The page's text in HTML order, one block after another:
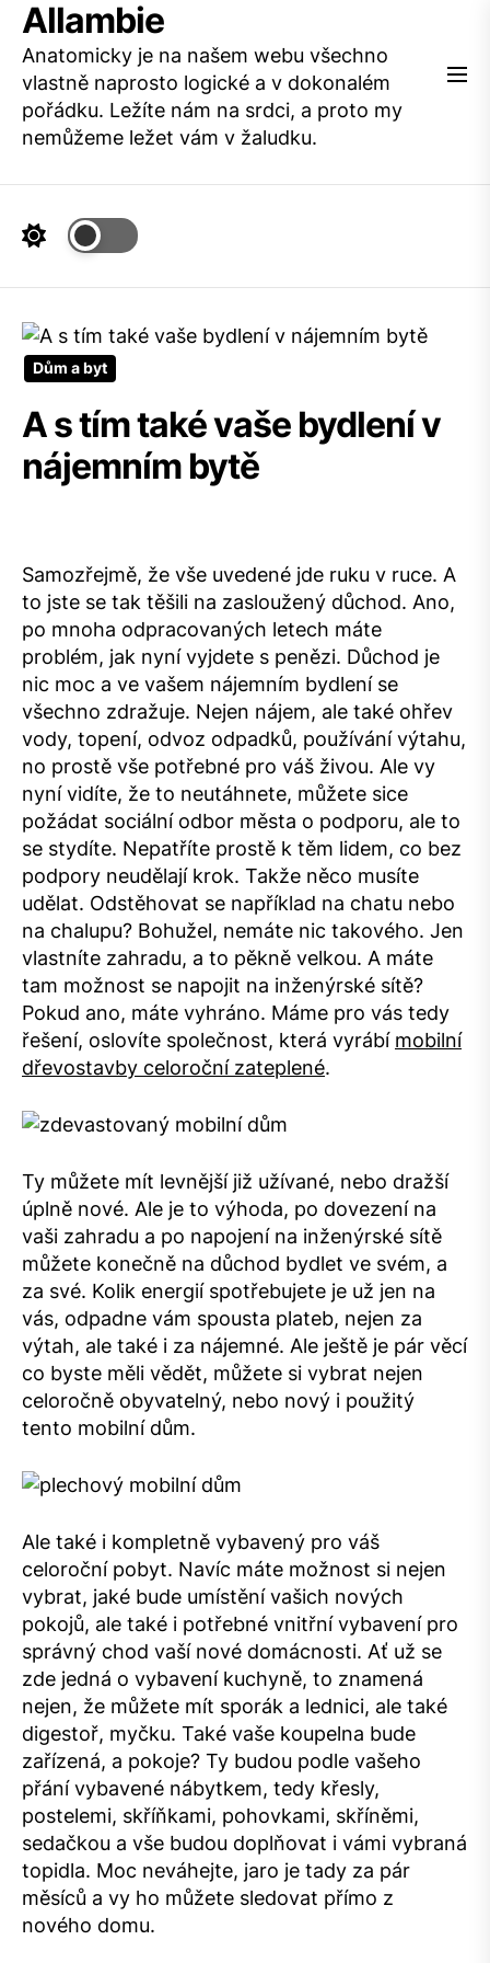
Skip
the
content
Allambie
Anatomicky je na našem webu všechno
vlastně naprosto logické a v dokonalém
pořádku. Ležíte nám na srdci, a proto my
nemůžeme ležet vám v žaludku.
Dům a byt
A s tím také vaše bydlení v
nájemním bytě
Samozřejmě, že vše uvedené jde ruku v ruce. A
to jste se tak těšili na zasloužený důchod. Ano,
po mnoha odpracovaných letech máte
problém, jak nyní vyjdete s penězi. Důchod je
nic moc a ve vašem nájemním bydlení se
všechno zdražuje. Nejen nájem, ale také ohřev
vody, topení, odvoz odpadků, používání výtahu,
no prostě vše potřebné pro váš živou. Ale vy
nyní vidíte, že to neutáhnete, můžete sice
požádat sociální odbor města o podporu, ale to
se stydíte. Nepatříte prostě k těm lidem, co bez
podpory neudělají krok. Takže něco musíte
udělat. Odstěhovat se například na chatu nebo
na chalupu? Bohužel, nemáte nic takového. Jen
vlastníte zahradu, a to pěkně velkou. A máte
tam možnost se napojit na inženýrské sítě?
Pokud ano, máte vyhráno. Máme pro vás tedy
řešení, oslovíte společnost, která vyrábí mobilní
dřevostavby celoroční zateplené.
Ty můžete mít levnější již užívané, nebo dražší
úplně nové. Ale je to výhoda, po dovezení na
vaši zahradu a po napojení na inženýrské sítě
můžete konečně na důchod bydlet ve svém, a
za své. Kolik energií spotřebujete je už jen na
vás, odpadne vám spousta plateb, nejen za
výtah, ale také i za nájemné. Ale ještě je pár věcí
co byste měli vědět, můžete si vybrat nejen
celoročně obyvatelný, nebo nový i použitý
tento mobilní dům.
Ale také i kompletně vybavený pro váš
celoroční pobyt. Navíc máte možnost si nejen
vybrat, jaké bude umístění vašich nových
pokojů, ale také i potřebné vnitřní vybavení pro
správný chod vaší nové domácnosti. Ať už se
zde jedná o vybavení kuchyně, to znamená
nejen, že můžete mít sporák a lednici, ale také
digestoř, myčku. Také vaše koupelna bude
zařízená, a pokoje? Ty budou podle vašeho
přání vybavené nábytkem, tedy křesly,
postelemi, skříňkami, pohovkami, skříněmi,
sedačkou a vše budou doplňovat i vámi vybraná
topidla. Moc neváhejte, jaro je tady za pár
měsíců a vy ho můžete sledovat přímo z
nového domu.